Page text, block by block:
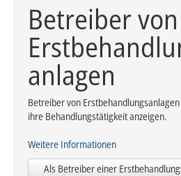
Betreiber von
anlagen
Betreiber von
ihre Behandlungstätigkeit anzeigen.
Weitere Informationen
Als Betreiber einer